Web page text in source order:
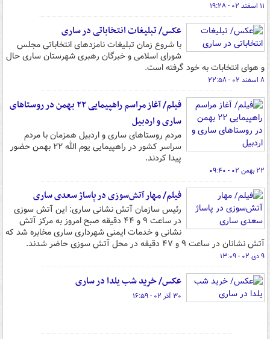
۱۱ اسفند ۰۲ - ۱۹:۲۸
عکس/ تبلیغات انتخاباتی در ساری
با شروع زمان تبلیغات نامزدهای انتخاباتی مجلس
شورای اسلامی و خبرگان رهبری شهرستان ساری حال
و هوای انتخابات به خود گرفته است.
۸ اسفند ۰۲ - ۲۲:۵۸
فیلم/ آغاز مراسم راهپیمایی ۲۲ بهمن در روستاهای
ساری و اردبیل
مردم روستاهای ساری و اردبیل همزمان با مردم
سراسر کشور در راهپیمایی یوم الله ۲۲ بهمن حضور
پیدا کردند.
۲۲ بهمن ۰۲ - ۰۹:۴۰
فیلم/ مهار آتش‌سوزی در پاساژ سعدی ساری
رئیس سازمان آتش نشانی ساری: این آتش سوزی
در ساعت ۹ و ۴۴ دقیقه صبح امروز به مرکز آتش
نشانی و خدمات ایمنی شهرداری ساری مخابره شد که
آتش نشانان در ساعت ۹ و ۴۷ دقیقه در محل آتش سوزی حاضر شدند.
۹ دی ۰۲ - ۱۳:۰۹
عکس/ خرید شب یلدا در ساری
۳۰ آذر ۰۲ - ۱۶:۵۹